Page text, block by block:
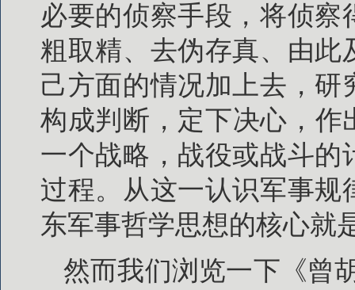
必要的侦察手段，将侦
粗取精、去伪存真、由此
己方面的情况加上去，
构成判断，定下决心，
一个战略，战役或战斗
过程。从这一认识军事
东军事哲学思想的核心就
然而我们浏览一下《曾